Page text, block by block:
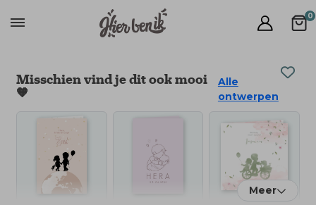
0
Misschien vind je dit ook mooi
🧡
Alle
ontwerpen
Meer